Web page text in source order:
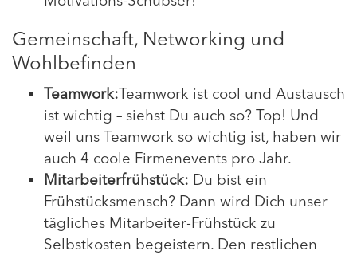
Gemeinschaft, Networking und
Wohlbefinden
Teamwork:Teamwork ist cool und Austausch
ist wichtig – siehst Du auch so? Top! Und
weil uns Teamwork so wichtig ist, haben wir
auch 4 coole Firmenevents pro Jahr.
Mitarbeiterfrühstück: Du bist ein
Frühstücksmensch? Dann wird Dich unser
tägliches Mitarbeiter-Frühstück zu
Selbstkosten begeistern. Den restlichen